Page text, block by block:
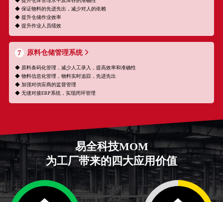
◆ 保证物料的先进先出，减少对人的依赖
◆ 提升仓储作业效率
◆ 提升作业人员绩效
7 原料仓储管理系统
◆ 原料条码化管理，减少人工录入，提高效率和准确性
◆ 物料信息化管理，物料实时追踪，先进先出
◆ 加强对供应商的监督管理
◆ 无缝对接ERP系统，实现闭环管理
易全科技MOM
为工厂带来的四大应用价值